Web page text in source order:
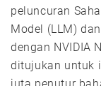
peluncuran
Model (LLM)
dengan NVIDIA
ditujukan untuk
juta penutur